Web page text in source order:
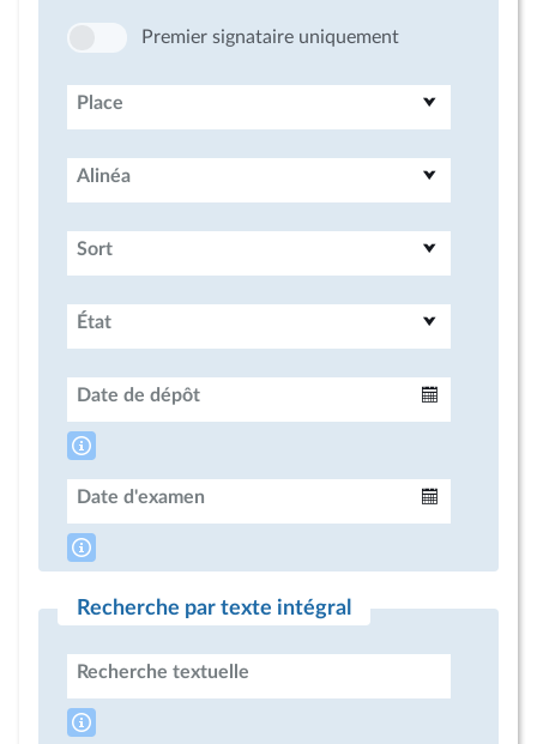
Premier signataire uniquement
Place
Alinéa
Sort
État
Date de dépôt
Date d'examen
Recherche par texte intégral
Recherche textuelle